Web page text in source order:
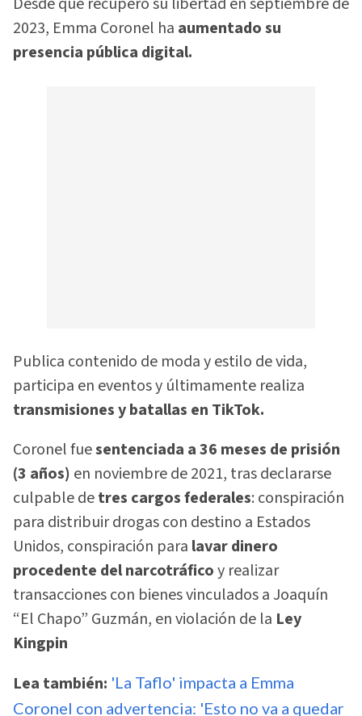
2023, Emma Coronel ha aumentado su
presencia pública digital.
Publica contenido de moda y estilo de vida,
participa en eventos y últimamente realiza
transmisiones y batallas en TikTok.
Coronel fuesentenciada a 36 meses de prisión
(3 años) en noviembre de 2021, tras declararse
culpable detres cargos federales: conspiración
para distribuir drogas con destino a Estados
Unidos, conspiración para lavar dinero
procedente del narcotráficoy realizar
transacciones con bienes vinculados a Joaquín
“El Chapo” Guzmán, en violación de la Ley
Kingpin
Lea también: 'La Taflo' impacta a Emma
Coronel con advertencia: 'Esto no va a quedar